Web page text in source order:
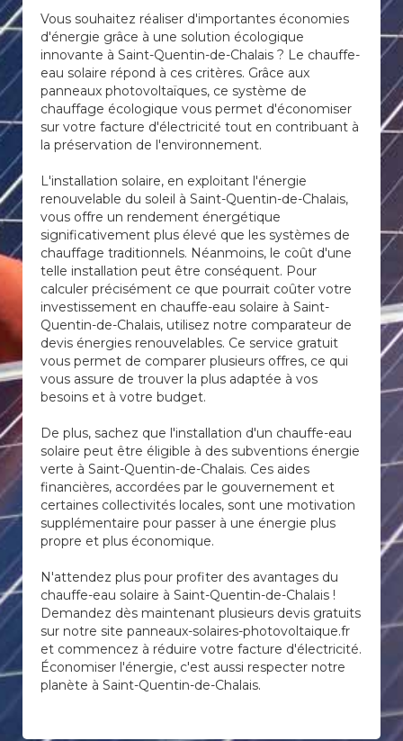
Vous souhaitez réaliser d'importantes économies
d'énergie grâce à une solution écologique
innovante à Saint-Quentin-de-Chalais ? Le chauffe-
eau solaire répond à ces critères. Grâce aux
panneaux photovoltaïques, ce système de
chauffage écologique vous permet d'économiser
sur votre facture d'électricité tout en contribuant à
la préservation de l'environnement.
L'installation solaire, en exploitant l'énergie
renouvelable du soleil à Saint-Quentin-de-Chalais,
vous offre un rendement énergétique
significativement plus élevé que les systèmes de
chauffage traditionnels. Néanmoins, le coût d'une
telle installation peut être conséquent. Pour
calculer précisément ce que pourrait coûter votre
investissement en chauffe-eau solaire à Saint-
Quentin-de-Chalais, utilisez notre comparateur de
devis énergies renouvelables. Ce service gratuit
vous permet de comparer plusieurs offres, ce qui
vous assure de trouver la plus adaptée à vos
besoins et à votre budget.
De plus, sachez que l'installation d'un chauffe-eau
solaire peut être éligible à des subventions énergie
verte à Saint-Quentin-de-Chalais. Ces aides
financières, accordées par le gouvernement et
certaines collectivités locales, sont une motivation
supplémentaire pour passer à une énergie plus
propre et plus économique.
N'attendez plus pour profiter des avantages du
chauffe-eau solaire à Saint-Quentin-de-Chalais !
Demandez dès maintenant plusieurs devis gratuits
sur notre site panneaux-solaires-photovoltaique.fr
et commencez à réduire votre facture d'électricité.
Économiser l'énergie, c'est aussi respecter notre
planète à Saint-Quentin-de-Chalais.